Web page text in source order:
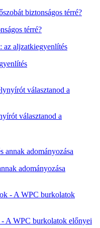
térré?
választanod a
adományozása
A WPC burkolatok előnyei